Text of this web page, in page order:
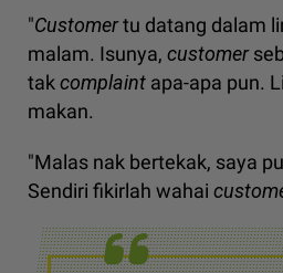
"Customertu datang dalam
malam. Isunya, customer
takcomplaint apa-apa pun.
makan.
"Malas nak bertekak, saya
Sendiri fikirlah wahai